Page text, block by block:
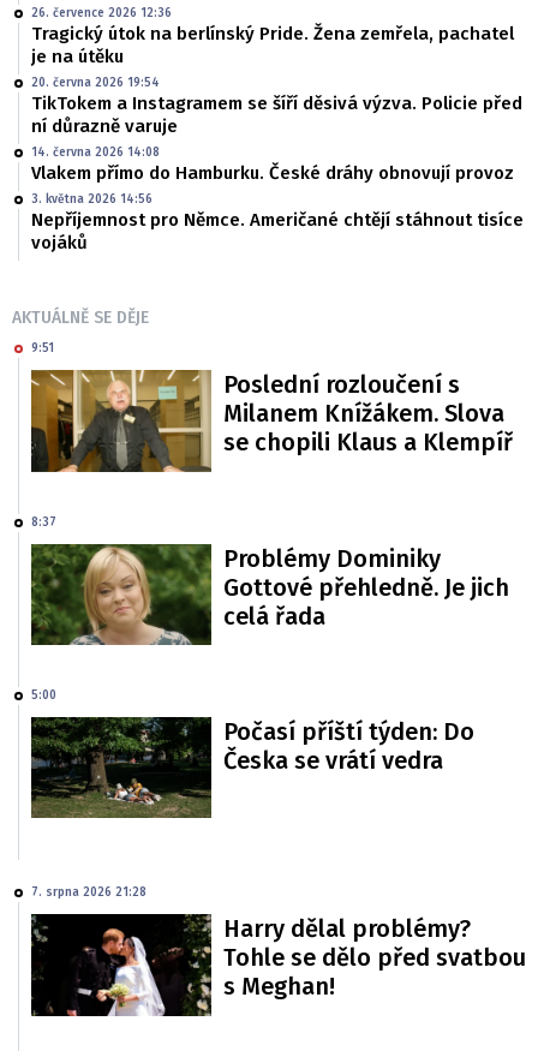
26. července 2026 12:36
Tragický útok na berlínský Pride. Žena zemřela, pachatel
je na útěku
20. června 2026 19:54
TikTokem a Instagramem se šíří děsivá výzva. Policie před
ní důrazně varuje
14. června 2026 14:08
Vlakem přímo do Hamburku. České dráhy obnovují provoz
3. května 2026 14:56
Nepříjemnost pro Němce. Američané chtějí stáhnout tisíce
vojáků
AKTUÁLNĚ SE DĚJE
9:51
Poslední rozloučení s
Milanem Knížákem. Slova
se chopili Klaus a Klempíř
8:37
Problémy Dominiky
Gottové přehledně. Je jich
celá řada
5:00
Počasí příští týden: Do
Česka se vrátí vedra
7. srpna 2026 21:28
Harry dělal problémy?
Tohle se dělo před svatbou
s Meghan!